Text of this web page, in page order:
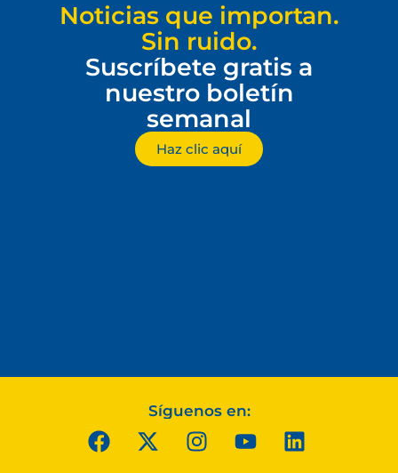
Noticias que importan.
Sin ruido.
Suscríbete gratis a
nuestro boletín
semanal
Haz clic aquí
Síguenos en: